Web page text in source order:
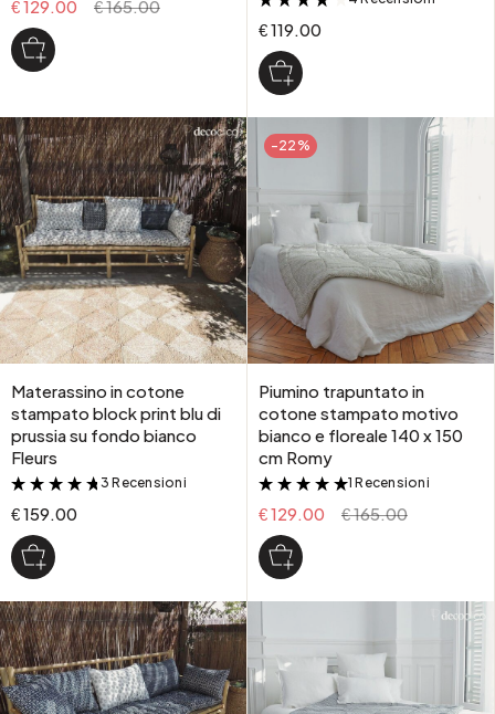
€ 129.00
€ 165.00
€ 119.00
Materassino in cotone
stampato block print blu di
prussia su fondo bianco
Fleurs
&
3 Recensioni
€ 159.00
-22%
Piumino trapuntato in
cotone stampato motivo
bianco e floreale 140 x 150
cm Romy
&
1 Recensioni
€ 129.00 € 165.00